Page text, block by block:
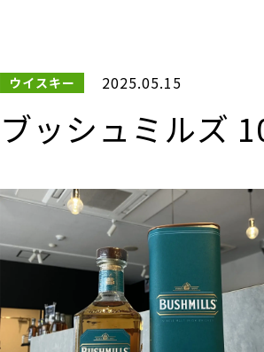
ウイスキー 2025.05.15
ブッシュミルズ